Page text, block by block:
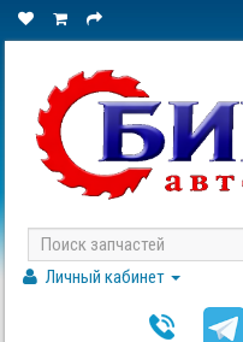
Личный кабинет